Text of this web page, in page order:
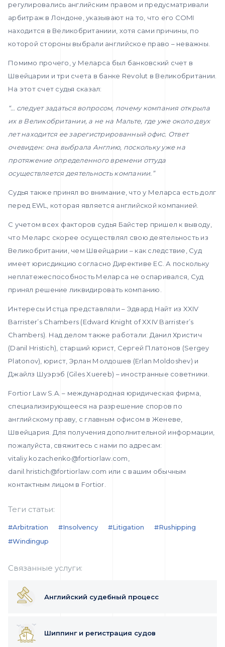
регулировались английским правом и предусматривали
арбитраж в Лондоне, указывают на то, что его COMI
находится в Великобританиии, хотя сами причины, по
которой стороны выбрали английское право – неважны.
Помимо прочего, у Меларса был банковский счет в
Швейцарии и три счета в банке Revolut в Великобритании.
На этот счет судья сказал:
“… следует задаться вопросом, почему компания открыла
их в Великобритании, а не на Мальте, где уже около двух
лет находится ее зарегистрированный офис. Ответ
очевиден: она выбрала Англию, поскольку уже на
протяжение определенного времени оттуда
осуществляется деятельность компании.”
Судья также принял во внимание, что у Меларса есть долг
перед EWL, которая является английской компанией.
С учетом всех факторов судья Байстер пришел к выводу,
что Меларс скорее осуществлял свою деятельность из
Великобритании, чем Швейцарии – как следствие, Суд
имеет юрисдикцию согласно Директиве ЕС. А поскольку
неплатежеспособность Меларса не оспаривался, Суд
принял решение ликвидировать компанию.
Интересы Истца представляли – Эдвард Найт из XXIV
Barrister’s Chambers (Edward Knight of XXIV Barrister’s
Chambers). Над делом также работали: Данил Христич
(Danil Hristich), старший юрист, Сергей Платонов (Sergey
Platonov), юрист, Эрлан Молдошев (Erlan Moldoshev) и
Джайлз Шуэрэб (Giles Xuereb) – иностранные советники.
Fortior Law S.A. – международная юридическая фирма,
специализирующееся на разрешение споров по
английскому праву, с главным офисом в Женеве,
Швейцария. Для получения дополнительной информации,
пожалуйста, свяжитесь с нами по адресам:
vitaliy.kozachenko@fortiorlaw.com,
danil.hristich@fortiorlaw.com или с вашим обычным
контактным лицом в Fortior.
Теги статьи:
#arbitration #insolvency #litigation
#rushipping
#windingup
Связанные услуги:
Английский судебный процесс
Шиппинг и регистрация судов